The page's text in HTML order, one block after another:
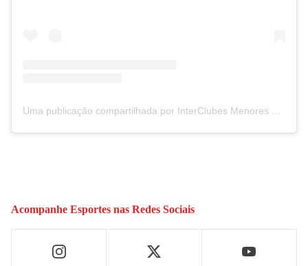
Acompanhe Esportes nas Redes Sociais